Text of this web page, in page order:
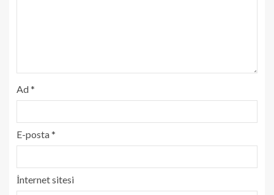
Ad*
E-posta*
İnternet sitesi